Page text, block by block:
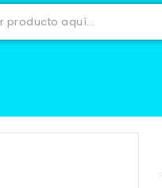
EQUIPACION